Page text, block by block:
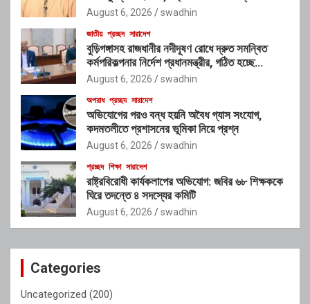
নেই”: রাশেদ খাঁনের
August 6, 2026 swadhin
জাতীয় প্রচ্ছদ সারাদেশ
বুড়িগঙ্গাসহ রাজধানীর নদীদূষণ রোধে দ্রুত সমন্বিত
কর্মপরিকল্পনার নির্দেশ প্রধানমন্ত্রীর, গঠিত হচ্ছে
আন্তঃসংস্থা সমন্বয় কমিটি
August 6, 2026 swadhin
অপরাধ প্রচ্ছদ সারাদেশ
অভিযোগের পরও বন্ধ হয়নি অবৈধ গ্যাস সংযোগ,
কদমতলীতে প্রশাসনের ভূমিকা নিয়ে প্রশ্ন
August 6, 2026 swadhin
প্রচ্ছদ শিক্ষা সারাদেশ
রাষ্ট্রবিরোধী কার্যকলাপের অভিযোগ: জবির ৬৮ শিক্ষককে
ঘিরে তদন্তে ৪ সদস্যের কমিটি
August 6, 2026 swadhin
Categories
Uncategorized (200)